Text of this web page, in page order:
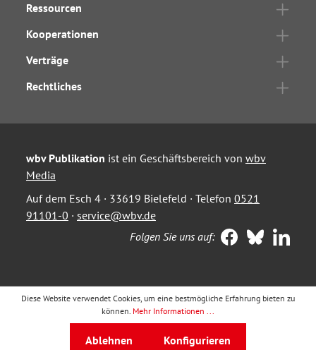
Ressourcen
Kooperationen
Verträge
Rechtliches
wbv Publikation ist ein Geschäftsbereich von wbv
Media
Auf dem Esch 4 · 33619 Bielefeld · Telefon 0521
91101-0 · service@wbv.de
Folgen Sie uns auf:
Diese Website verwendet Cookies, um eine bestmögliche Erfahrung bieten zu
können. Mehr Informationen ...
Ablehnen Konfigurieren